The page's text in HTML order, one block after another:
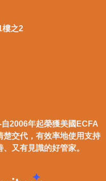
樓之2
2006年起榮獲美國ECFA
楚交代，有效率地使用支持
又有見識的好管家。